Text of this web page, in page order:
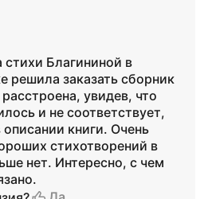
Благининой в
решила заказать сборник
увидев, что
и не соответствует,
книги. Очень
стихотворений в
нет. Интересно, с чем